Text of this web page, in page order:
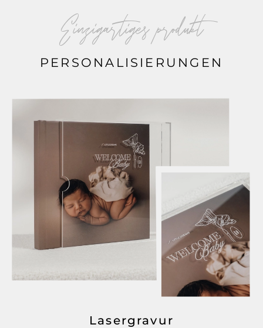
Einzigartiges produkt
PERSONALISIERUNGEN
Lasergravur